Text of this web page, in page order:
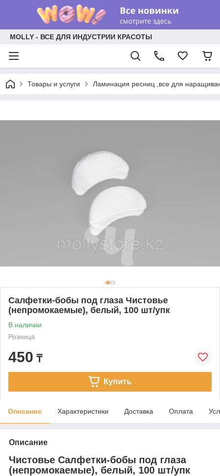
MOLLY - ВСЕ ДЛЯ ИНДУСТРИИ КРАСОТЫ
Товары и услуги Ламинация ресниц ,все для
Салфетки-бобы под глаза Чистовье
(непромокаемые), белый, 100 шт/упк
В наличии
Розница
450 ₸
Купить
Описание Характеристики Доставка Оплата
Описание
Чистовье Салфетки-бобы под глаза
(непромокаемые), белый, 100 шт/упк